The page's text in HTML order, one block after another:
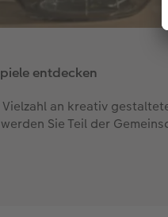
entdecken
an kreativ
Sie Teil der